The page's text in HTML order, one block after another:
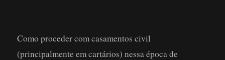
Como proceder com casamentos civil
(principalmente em cartários) nessa época de